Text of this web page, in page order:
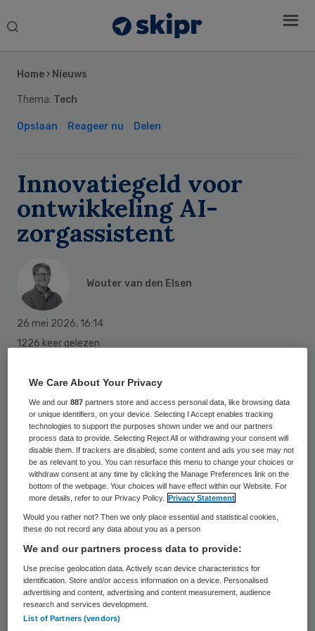
Search
Home › Nieuws
Thema: Tech
Opslaan Reageer nu Delen
Innovatiegeld voor
ontwikkeling AI-
zorgassistent
Wouter van den Elsen
26 mei 2026, 16:14
1226 keer gelezen
Het bedrijf Mentech krijgt Innovatiekrediet
van het Ministerie van Economische Zaken
(EZK) voor de ontwikkeling van NOA, een AI-
gedreven zorgassistent. De hoogte van het
budget is maximaal 10 miljoen euro voor
technische ontwikkelprojecten.
NOA is een AI-assistent die mensen met
dementie of een verstandelijke beperking
ondersteunt. Bijvoorbeeld door hen te
herinneren aan dagelijkse taken of
gesprekken te voeren over herkenbare
Sidebar
We Care About Your Privacy
We and our887 partners store and access personal data, like browsing data
or unique identifiers, on your device. Selecting I Accept enables tracking
technologies to support the purposes shown under we and our partners
process data to provide. Selecting Reject All or withdrawing your consent will
disable them. If trackers are disabled, some content and ads you see may not
be as relevant to you. You can resurface this menu to change your choices or
withdraw consent at any time by clicking the Manage Preferences link on the
bottom of the webpage. Your choices will have effect within our Website. For
more details, refer to our Privacy Policy.
Privacy Statement
Would you rather not? Then we only place essential and statistical cookies,
these do not record any data about you as a person
We and our partners process data to provide:
Use precise geolocation data. Actively scan device characteristics for
identification. Store and/or access information on a device. Personalised
advertising and content, advertising and content measurement, audience
research and services development.
List of Partners (vendors)